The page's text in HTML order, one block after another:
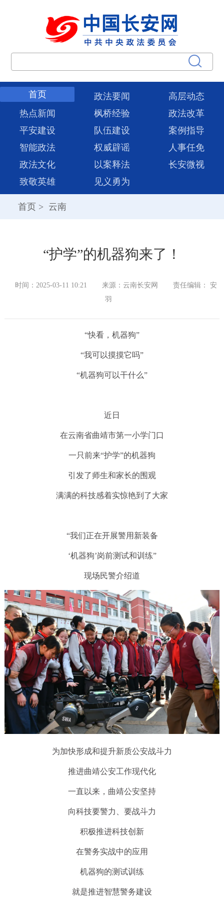
首页 政法要闻
高层动态
热点新闻
枫桥经验
政法改革
平安建设
队伍建设
案例指导
智能政法
权威辟谣
人事任免
政法文化
以案释法
长安微视
致敬英雄
见义勇为
首页 > 云南
“护学”的机器狗来了！
时间：2025-03-11 10:21 来源：云南长安网
责任编辑： 安
羽
“快看，机器狗”
“我可以摸摸它吗”
“机器狗可以干什么”
近日
在云南省曲靖市第一小学门口
一只前来“护学”的机器狗
引发了师生和家长的围观
满满的科技感着实惊艳到了大家
“我们正在开展警用新装备
‘机器狗’岗前测试和训练”
现场民警介绍道
为加快形成和提升新质公安战斗力
推进曲靖公安工作现代化
一直以来，曲靖公安坚持
向科技要警力、要战斗力
积极推进科技创新
在警务实战中的应用
机器狗的测试训练
就是推进智慧警务建设